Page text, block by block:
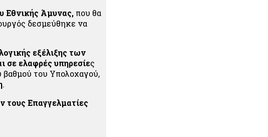
Εθνικής Άμυνας, που θα
δεσμεύθηκε να
εξέλιξης των
σε ελαφρές υπηρεσίες
βαθμού του Υπολοχαγού,
.
τους Επαγγελματίες